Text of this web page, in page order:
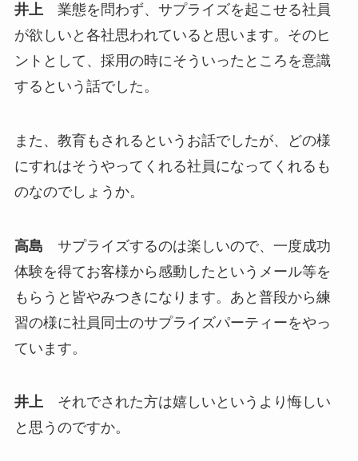
井上 業態を問わず、サプライズを起こせる社員
が欲しいと各社思われていると思います。そのヒ
ントとして、採用の時にそういったところを意識
するという話でした。
また、教育もされるというお話でしたが、どの様
にすれはそうやってくれる社員になってくれるも
のなのでしょうか。
高島 サプライズするのは楽しいので、一度成功
体験を得てお客様から感動したというメール等を
もらうと皆やみつきになります。あと普段から練
習の様に社員同士のサプライズパーティーをやっ
ています。
井上それでされた方は嬉しいというより悔しい
と思うのですか。